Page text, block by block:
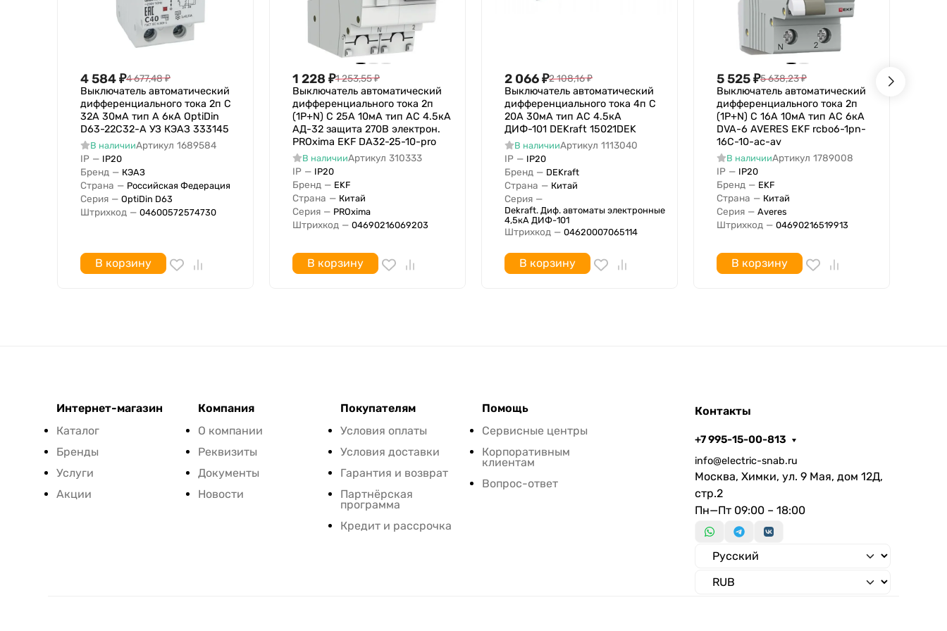
4 584₽4 677,48₽
Выключатель автоматический
дифференциального тока 2п C
32А 30мА тип A 6кА OptiDin
D63-22C32-A УЗ КЭАЗ 333145
В наличииАртикул 1689584
IP — IP20
Бренд — КЭАЗ
Страна — Российская Федерация
Серия — OptiDin D63
Штрихкод — 04600572574730
В корзину
1 228 ₽1 253,55₽
Выключатель автоматический
дифференциального тока 2п
(1P+N) C 25А 10мА тип AC 4.5кА
АД-32 защита 270В электрон.
PROxima EKF DA32-25-10-pro
В наличииАртикул 310333
IP — IP20
Бренд — EKF
Страна — Китай
Серия — PROxima
Штрихкод — 04690216069203
В корзину
2 066₽2 108,16₽
Выключатель автоматический
дифференциального тока 4п C
20А 30мА тип AC 4.5кА
ДИФ-101 DEKraft 15021DEK
В наличииАртикул 1113040
IP — IP20
Бренд — DEKraft
Страна — Китай
Серия —
Dekraft. Диф. автоматы электронные
4,5кА ДИФ-101
Штрихкод — 04620007065114
В корзину
5 525₽5 638,23₽
Выключатель автоматический
дифференциального тока 2п
(1P+N) C 16А 10мА тип AC 6кА
DVA-6 AVERES EKF rcbo6-1pn-
16C-10-ac-av
В наличииАртикул 1789008
IP — IP20
Бренд — EKF
Страна — Китай
Серия — Averes
Штрихкод — 04690216519913
В корзину
Интернет-магазин
Каталог
Бренды
Услуги
Акции
Компания
О компании
Реквизиты
Документы
Новости
Покупателям
Условия оплаты
Условия доставки
Гарантия и возврат
Партнёрская
программа
Кредит и рассрочка
Помощь
Сервисные центры
Корпоративным
клиентам
Вопрос-ответ
Контакты
+7 995-15-00-813
info@electric-snab.ru
Москва, Химки, ул. 9 Мая, дом 12Д,
стр.2
Пн—Пт 09:00 – 18:00